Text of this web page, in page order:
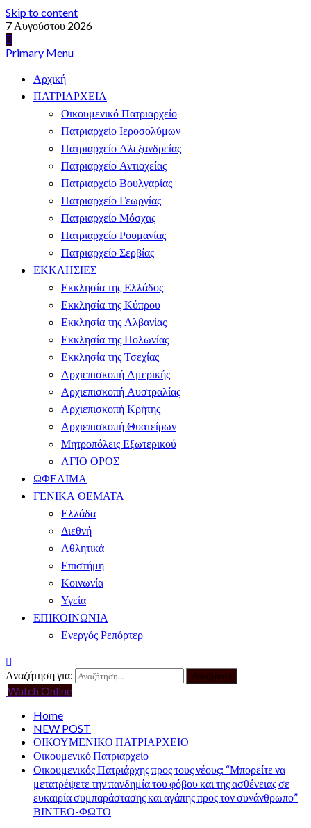
Skip to content
7 Αυγούστου 2026
Primary Menu
Αρχική
ΠΑΤΡΙΑΡΧΕΙΑ
Οικουμενικό Πατριαρχείο
Πατριαρχείο Ιεροσολύμων
Πατριαρχείο Αλεξανδρείας
Πατριαρχείο Αντιοχείας
Πατριαρχείο Βουλγαρίας
Πατριαρχείο Γεωργίας
Πατριαρχείο Μόσχας
Πατριαρχείο Ρουμανίας
Πατριαρχείο Σερβίας
ΕΚΚΛΗΣΙΕΣ
Εκκλησία της Ελλάδος
Εκκλησία της Κύπρου
Εκκλησία της Αλβανίας
Εκκλησία της Πολωνίας
Εκκλησία της Τσεχίας
Αρχιεπισκοπή Αμερικής
Αρχιεπισκοπή Αυστραλίας
Αρχιεπισκοπή Κρήτης
Αρχιεπισκοπή Θυατείρων
Μητροπόλεις Εξωτερικού
ΑΓΙΟ ΟΡΟΣ
ΩΦΕΛΙΜΑ
ΓΕΝΙΚΑ ΘΕΜΑΤΑ
Ελλάδα
Διεθνή
Αθλητικά
Επιστήμη
Κοινωνία
Υγεία
ΕΠΙΚΟΙΝΩΝΙΑ
Ενεργός Ρεπόρτερ
Αναζήτηση για:
Watch Online
Home
NEW POST
ΟΙΚΟΥΜΕΝΙΚΟ ΠΑΤΡΙΑΡΧΕΙΟ
Οικουμενικό Πατριαρχείο
Οικουμενικός Πατριάρχης προς τους νέους: “Μπορείτε να
μετατρέψετε την πανδημία του φόβου και της ασθένειας σε
ευκαιρία συμπαράστασης και αγάπης προς τον συνάνθρωπο”
ΒΙΝΤΕΟ-ΦΩΤΟ